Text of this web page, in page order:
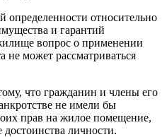
определенности относительно
и гарантий
вопрос о применении
не может рассматриваться
что гражданин и члены его
не имели бы
прав на жилое помещение,
личности.